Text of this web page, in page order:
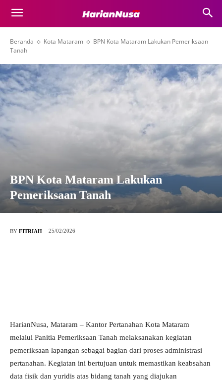
Beranda Kota Mataram
BPN Kota Mataram Lakukan Pemeriksaan
Tanah
BPN Kota Mataram Lakukan
Pemeriksaan Tanah
BY FITRIAH 25/02/2026
HarianNusa, Mataram – Kantor Pertanahan Kota Mataram
melalui Panitia Pemeriksaan Tanah melaksanakan kegiatan
pemeriksaan lapangan sebagai bagian dari proses administrasi
pertanahan. Kegiatan ini bertujuan untuk memastikan keabsahan
data fisik dan yuridis atas bidang tanah yang diajukan